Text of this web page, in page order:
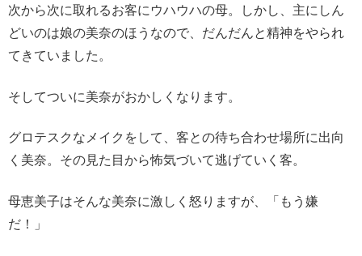
次から次に取れるお客にウハウハの母。しかし、主にしん
どいのは娘の美奈のほうなので、だんだんと精神をやられ
てきていました。
そしてついに美奈がおかしくなります。
グロテスクなメイクをして、客との待ち合わせ場所に出向
く美奈。その見た目から怖気づいて逃げていく客。
母恵美子はそんな美奈に激しく怒りますが、「もう嫌
だ！」